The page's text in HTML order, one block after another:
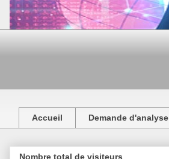
Accueil Demande d'analyse
Nombre total de visiteurs